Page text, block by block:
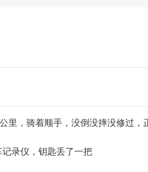
，骑着顺手，没倒没摔没修过
录仪，钥匙丢了一把